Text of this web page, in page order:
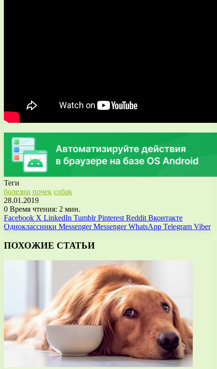
Теги
болезни почек собак
28.01.2019
0 Время чтения: 2 мин.
Facebook X LinkedIn Tumblr Pinterest Reddit Вконтакте
Одноклассники Messenger Messenger WhatsApp Telegram Viber
ПОХОЖИЕ СТАТЬИ